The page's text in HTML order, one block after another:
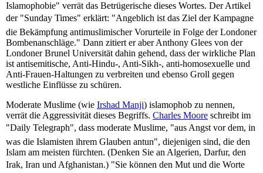
Islamophobie" verrät das Betrügerische dieses Wortes. Der Artikel
der "Sunday Times" erklärt: "Angeblich ist das Ziel der Kampagne
die Bekämpfung antimuslimischer Vorurteile in Folge der Londoner
Bombenanschläge." Dann zitiert er aber Anthony Glees von der
Londoner Brunel Universität dahin gehend, dass der wirkliche Plan
ist antisemitische, Anti-Hindu-, Anti-Sikh-, anti-homosexuelle und
Anti-Frauen-Haltungen zu verbreiten und ebenso Groll gegen
westliche Einflüsse zu schüren.
Moderate Muslime (wie Irshad Manji) islamophob zu nennen,
verrät die Aggressivität dieses Begriffs. Charles Moore schreibt im
"Daily Telegraph", dass moderate Muslime, "aus Angst vor dem, in
was die Islamisten ihrem Glauben antun", diejenigen sind, die den
Islam am meisten fürchten. (Denken Sie an Algerien, Darfur, den
Irak, Iran und Afghanistan.) "Sie können den Mut und die Worte